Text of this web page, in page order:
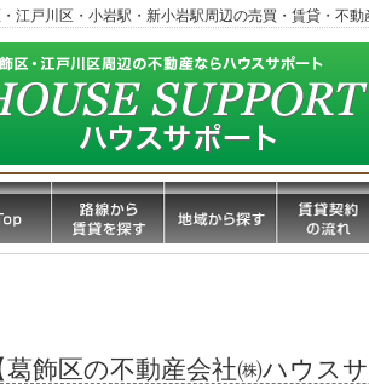
江戸川区・小岩駅・新小岩駅周辺の売買・賃貸・不動
葛飾区の不動産会社㈱ハウス